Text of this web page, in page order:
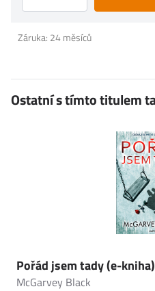
Záruka: 24 měsíců
Ostatní s tímto titulem
Pořád jsem tady (e-kniha)
McGarvey Black